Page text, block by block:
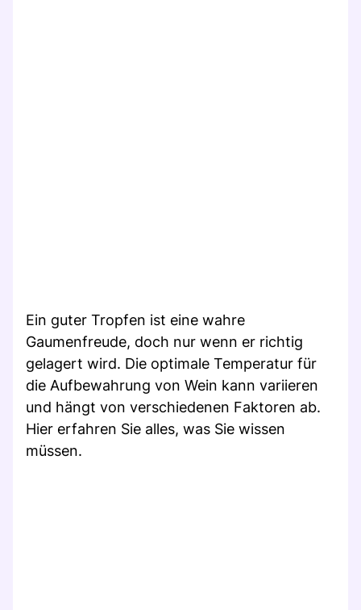
Ein guter Tropfen ist eine wahre
Gaumenfreude, doch nur wenn er richtig
gelagert wird. Die optimale Temperatur für
die Aufbewahrung von Wein kann variieren
und hängt von verschiedenen Faktoren ab.
Hier erfahren Sie alles, was Sie wissen
müssen.